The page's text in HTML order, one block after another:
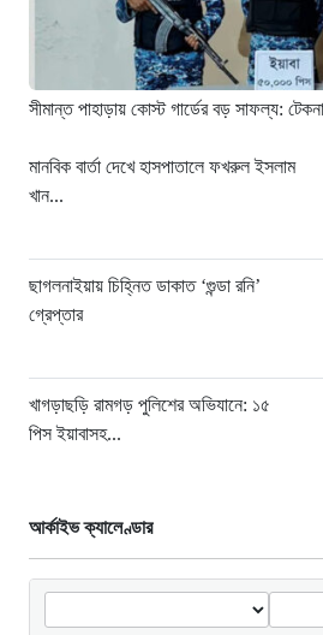
গ্রিসের
ভেতরে ৭২
২২ ঘণ্টা আগে
রাখা হয়:
আন্তর্জাতিক
দল
জুলাই
নাহিদ ইসলাম
সীমান্ত পাহাড়ায় কোস্ট গার্ডের বড় সাফল্য:
মানবিক বার্তা দেখে হাসপাতালে ফখরুল ইসলাম
খান...
ছাগলনাইয়ায় চিহ্নিত ডাকাত ‘গুন্ডা রনি’
গ্রেপ্তার
খাগড়াছড়ি রামগড় পুলিশের অভিযানে: ১৫
পিস ইয়াবাসহ...
আর্কাইভ ক্যালেণ্ডার